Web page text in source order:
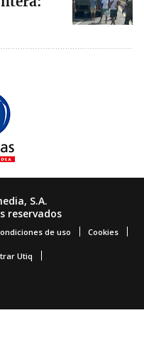
S.A.
reservados
de uso Cookies
Utiq